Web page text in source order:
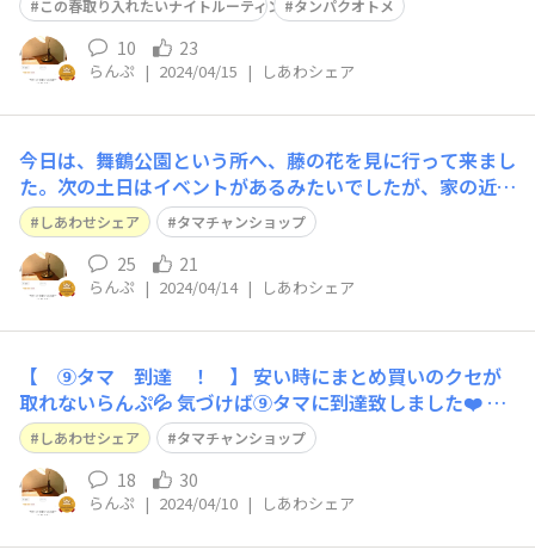
😅 何かで、寝る１時間前にプロテインを飲むと熟睡出来
ると言ってました🎶
この春取り入れたいナイトルーティン タンパクオトメ
10 23
らんぷ | 2024/04/15 | しあわシェア
今日は、舞鶴公園という所へ、藤の花を見に行って来まし
た。次の土日はイベントがあるみたいでしたが、家の近く
が満開だったので。 残念ながら藤の花は３〜４分咲き。
でも、今を盛りと八重桜、咲き始めのツツジ、ほんの少し
咲いてた牡丹芍薬、久しぶりに聴く鳥の声🐦癒やされて
来ました。
しあわせシェア タマチャンショップ
25 21
らんぷ | 2024/04/14 | しあわシェア
【 ⑨タマ 到達 ！ 】 安い時にまとめ買いのクセが
取れないらんぷ💦 気づけば⑨タマに到達致しました❤️ 都
城のまいひかり、絶対美味しいだろうなぁ😍 これは先
ず、白米だけで味合わねば！ 慌てて野菜室の野菜を除け
て、入れました😊 三十雑穀米は、元気になる 赤！ 楽し
みだなぁ・・・😋 今回は、ス
しあわせシェア タマチャンショップ
18 30
らんぷ | 2024/04/10 | しあわシェア